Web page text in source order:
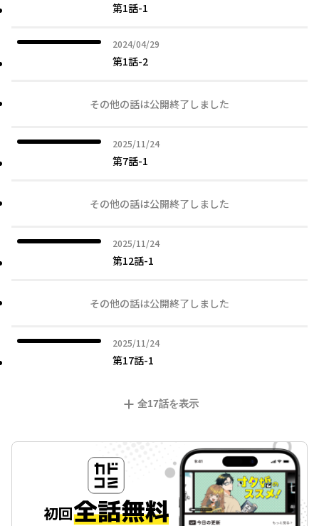
第1話-1
2024/04/29
2024年04月29日
第1話-2
その他の話は公開終了しました
2025/11/24
2025年11月24日
第7話-1
その他の話は公開終了しました
2025/11/24
2025年11月24日
第12話-1
その他の話は公開終了しました
2025/11/24
2025年11月24日
第17話-1
全17話を表示